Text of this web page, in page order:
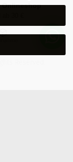
Onlineshop
30 €